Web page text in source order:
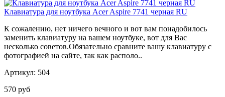
Клавиатура для ноутбука Acer Aspire 7741 черная RU
К сожалению, нет ничего вечного и вот вам понадобилось
заменить клавиатуру на вашем ноутбуке, вот для Вас
несколько советов.Обязательно сравните вашу клавиатуру с
фотографией на сайте, так как располо..
Артикул: 504
570 руб